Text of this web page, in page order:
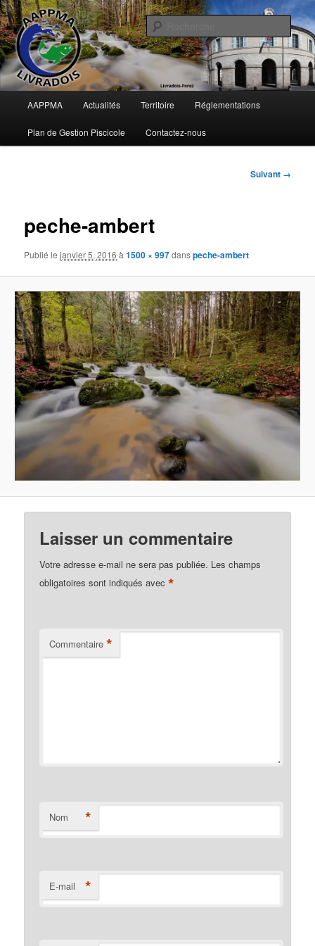
Aller
au
contenu
principalAAPPMA du Livradois
Pêche en Pays d'Ambert
principal
AAPPMA Actualités Territoire Réglementations
Plan de Gestion Piscicole Contactez-nous
Navigation
Suivant →
peche-ambert
Publié lejanvier 5, 2016 à1500 × 997danspeche-ambert
Laisser un commentaire
Votre adresse e-mail ne sera pas publiée. Les champs
obligatoires sont indiqués avec*
Commentaire *
Nom *
E-mail *